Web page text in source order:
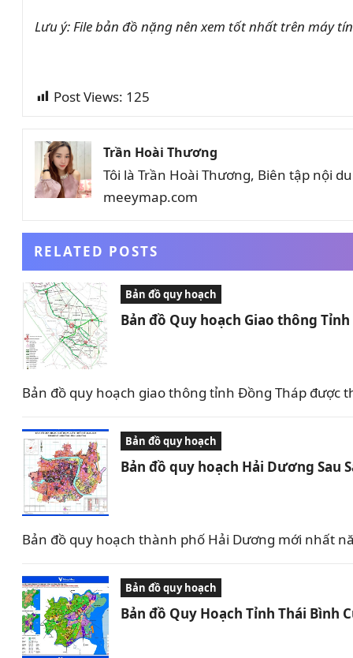
Lưu ý: File bản đồ nặng nên xem tốt nhất trên máy
Post Views: 125
Trần Hoài Thương
Tôi là Trần Hoài Thương, Biên tập nội
meeymap.com
RELATED POSTS
Bản đồ quy hoạch
Bản đồ Quy hoạch Giao thông
Bản đồ quy hoạch giao thông tỉnh Đồng Tháp
Bản đồ quy hoạch
Bản đồ quy hoạch Hải Dương Sau
Bản đồ quy hoạch thành phố Hải Dương mới nhất
Bản đồ quy hoạch
Bản đồ Quy Hoạch Tỉnh Thái Bình